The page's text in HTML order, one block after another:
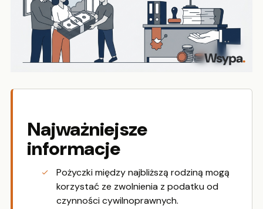
Najważniejsze
informacje
Pożyczki między najbliższą rodziną mogą
korzystać ze zwolnienia z podatku od
czynności cywilnoprawnych.